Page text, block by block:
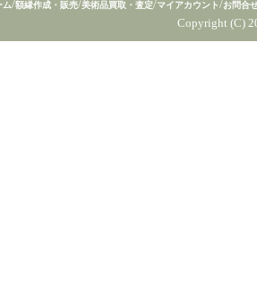
ム/額縁作成・販売/美術品買取・査定/マイアカウント/お問合
Copyright (C)